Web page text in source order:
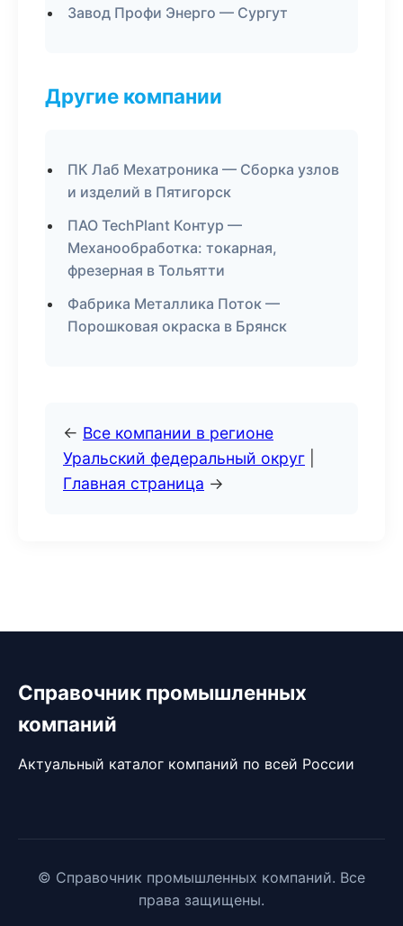
Завод Профи Энерго — Сургут
Другие компании
ПК Лаб Мехатроника — Сборка узлов
и изделий в Пятигорск
ПАО TechPlant Контур —
Механообработка: токарная,
фрезерная в Тольятти
Фабрика Металлика Поток —
Порошковая окраска в Брянск
← Все компании в регионе
Уральский федеральный округ
Главная страница →
Справочник промышленных
компаний
Актуальный каталог компаний по всей России
© Справочник промышленных компаний. Все
права защищены.